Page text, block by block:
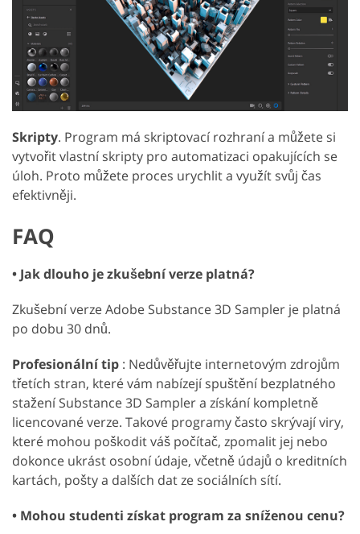
Skripty. Program má skriptovací rozhraní a můžete si
vytvořit vlastní skripty pro automatizaci opakujících se
úloh. Proto můžete proces urychlit a využít svůj čas
efektivněji.
FAQ
• Jak dlouho je zkušební verze platná?
Zkušební verze Adobe Substance 3D Sampler je platná
po dobu 30 dnů.
Profesionální tip : Nedůvěřujte internetovým zdrojům
třetích stran, které vám nabízejí spuštění bezplatného
stažení Substance 3D Sampler a získání kompletně
licencované verze. Takové programy často skrývají viry,
které mohou poškodit váš počítač, zpomalit jej nebo
dokonce ukrást osobní údaje, včetně údajů o kreditních
kartách, pošty a dalších dat ze sociálních sítí.
• Mohou studenti získat program za sníženou cenu?